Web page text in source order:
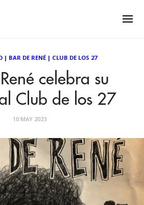
| BAR DE RENÉ| CLUB DE LOS 27
celebra su
Club de los 27
10 MAY 2023